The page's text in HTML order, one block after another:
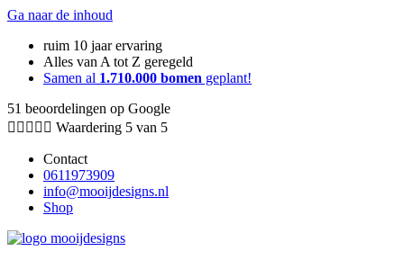
Ga naar de inhoud
ruim 10 jaar ervaring
Alles van A tot Z geregeld
Samen al 1.710.000 bomen geplant!
51 beoordelingen op Google
     Waardering 5 van 5
Contact
0611973909
info@mooijdesigns.nl
Shop